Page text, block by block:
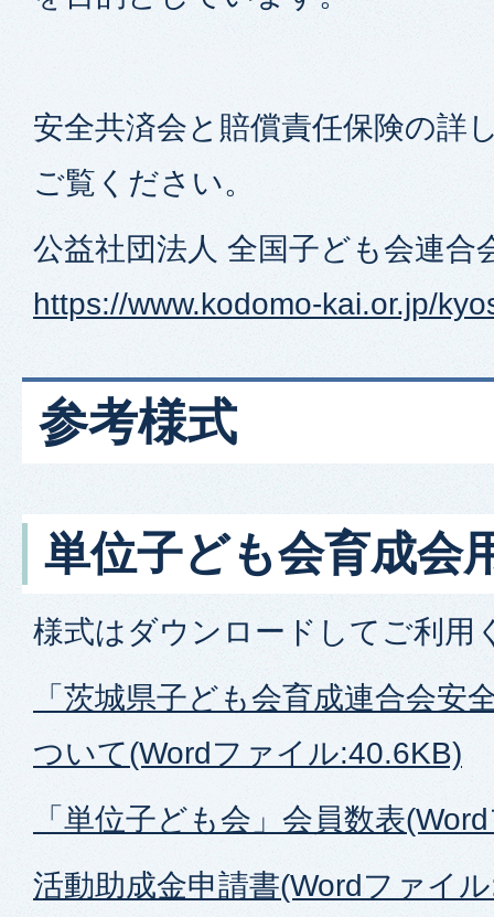
安全共済会と賠償責任保険の詳
ご覧ください。
公益社団法人 全国子ども会連合
https://www.kodomo-kai.or.jp/
参考様式
単位子ども会育成会
様式はダウンロードしてご利用
「茨城県子ども会育成連合会安
ついて(Wordファイル:40.6KB)
「単位子ども会」会員数表
活動助成金申請書(Wordファイ